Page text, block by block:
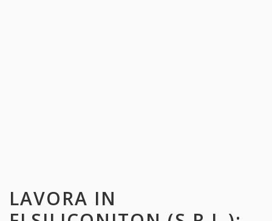
LAVORA IN